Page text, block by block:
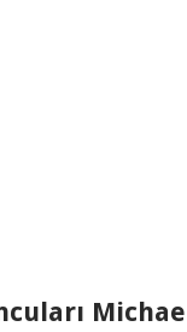
Michael